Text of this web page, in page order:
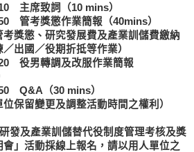
主席致詞（10 mins）
管考獎懲作業簡報（40mins）
考獎懲、研究發展費及產業訓儲費繳納
／出國／役期折抵等作業）
役男轉調及改服作業簡報
Q&A（30 mins）
位保留變更及調整活動時間之權利）
發及產業訓儲替代役制度管理考核及獎
會」活動採線上報名，請以用人單位之